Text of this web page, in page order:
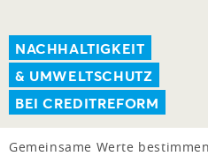
NACHHALTIGKEIT
& UMWELTSCHUTZ
BEI CREDITREFORM
Gemeinsame Werte